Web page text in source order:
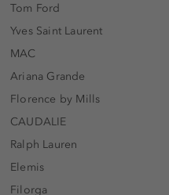
Tom Ford
Yves Saint Laurent
MAC
Ariana Grande
Florence by Mills
CAUDALIE
Ralph Lauren
Elemis
Filorga